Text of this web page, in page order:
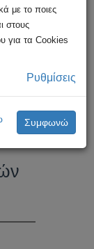
εκ
με το ποιες
στους
για τα Cookies
Ρυθμίσεις
Συμφωνώ